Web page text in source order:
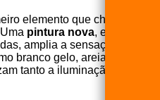
elemento que chama
pintura nova, em
amplia a sensação de
branco gelo, areia e
tanto a iluminação